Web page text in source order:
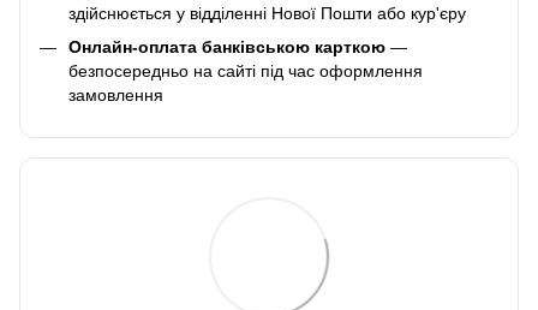
здійснюється у відділенні Нової Пошти або кур'єру
Онлайн-оплата банківською карткою —
безпосередньо на сайті під час оформлення
замовлення